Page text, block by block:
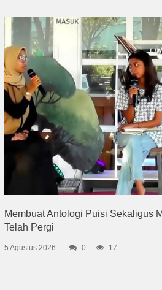
Membuat Antologi Puisi Sekaligus
Telah Pergi
5 Agustus 2026 0 17